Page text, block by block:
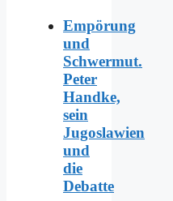
Empörung
und
Schwermut.
Peter
Handke,
sein
Jugoslawien
und
die
Debatte